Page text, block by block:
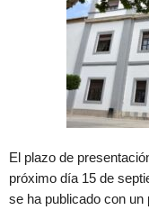
El plazo de
próximo día 15 de
se ha publicado con